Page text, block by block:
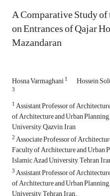
A Comparative Study
on Entrances of Qajar
Mazandaran
Hosna Varmaghani1 Hossein
3
1Assistant Professor of
of Architecture and Urban
University, Qazvin, Iran
2Associate Professor of
Faculty of Architecture and Urban
Islamic Azad University, Tehran,
3Assistant Professor of
of Architecture and Urban